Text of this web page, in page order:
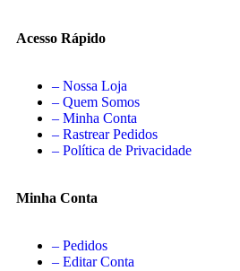
Acesso Rápido
– Nossa Loja
– Quem Somos
– Minha Conta
– Rastrear Pedidos
– Política de Privacidade
Minha Conta
– Pedidos
– Editar Conta